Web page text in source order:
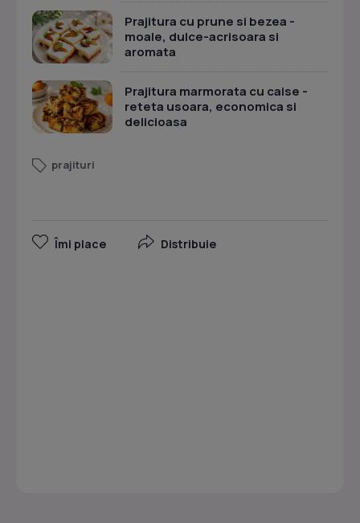
Prajitura cu prune si bezea -
moale, dulce-acrisoara si
aromata
Prajitura marmorata cu caise -
reteta usoara, economica si
delicioasa
prajituri
Îmi place Distribuie